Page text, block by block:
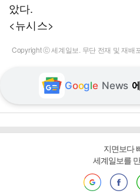
았다.
<뉴시스>
Copyright ⓒ 세계일보. 무단 전재 및 재배
Google News
지면보다
세계일보를